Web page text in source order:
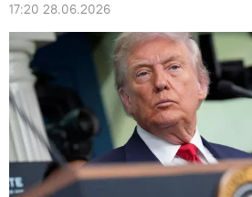
17:20 28.06.2026